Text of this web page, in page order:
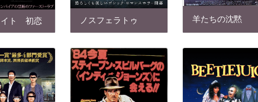
イト 初恋 ノスフェラトゥ 羊たちの沈黙